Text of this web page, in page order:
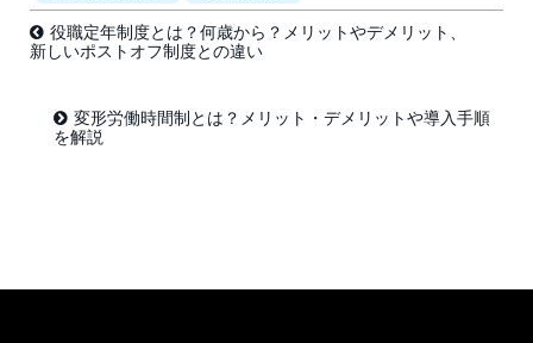
役職定年制度とは？何歳から？メリットやデメリット、
新しいポストオフ制度との違い
変形労働時間制とは？メリット・デメリットや導入手順
を解説